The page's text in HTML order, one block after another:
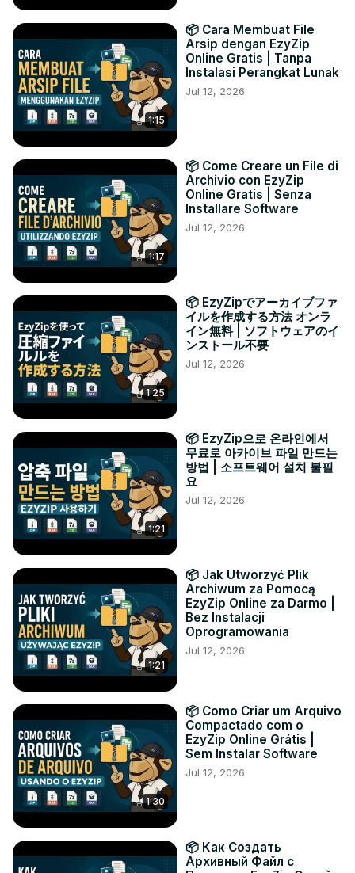
1:15
📦 Cara Membuat File
Arsip dengan EzyZip
Online Gratis | Tanpa
Instalasi Perangkat Lunak
Jul 12, 2026
1:17
📦 Come Creare un File di
Archivio con EzyZip
Online Gratis | Senza
Installare Software
Jul 12, 2026
1:25
📦 EzyZipでアーカイブファ
イルを作成する方法 オンラ
イン無料 | ソフトウェアのイ
ンストール不要
Jul 12, 2026
1:21
📦 EzyZip으로 온라인에서
무료로 아카이브 파일 만드는
방법 | 소프트웨어 설치 불필
요
Jul 12, 2026
1:21
📦 Jak Utworzyć Plik
Archiwum za Pomocą
EzyZip Online za Darmo |
Bez Instalacji
Oprogramowania
Jul 12, 2026
1:30
📦 Como Criar um Arquivo
Compactado com o
EzyZip Online Grátis |
Sem Instalar Software
Jul 12, 2026
📦 Как Создать
Архивный Файл с